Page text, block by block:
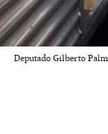
Deputado Gilberto